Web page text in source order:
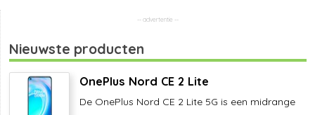
Nieuwste producten
OnePlus Nord CE 2 Lite
De OnePlus Nord CE 2 Lite 5G is een midrange